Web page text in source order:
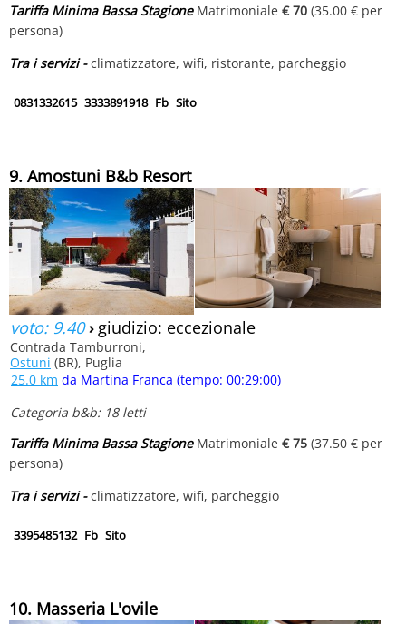
Tariffa Minima Bassa StagioneMatrimoniale € 70 (35.00 € per
persona)
Tra i servizi -climatizzatore, wifi, ristorante, parcheggio
0831332615 3333891918 Fb Sito
9. Amostuni B&b Resort
voto: 9.40› giudizio: eccezionale
Contrada Tamburroni,
Ostuni (BR), Puglia
25.0 km da Martina Franca (tempo: 00:29:00)
Categoria b&b: 18 letti
Tariffa Minima Bassa StagioneMatrimoniale € 75 (37.50 € per
persona)
Tra i servizi -climatizzatore, wifi, parcheggio
3395485132 Fb Sito
10. Masseria L'ovile